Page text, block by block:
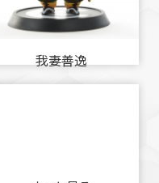
我妻善逸